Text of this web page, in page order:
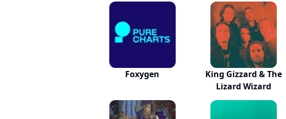
Foxygen
King Gizzard & The
Lizard Wizard